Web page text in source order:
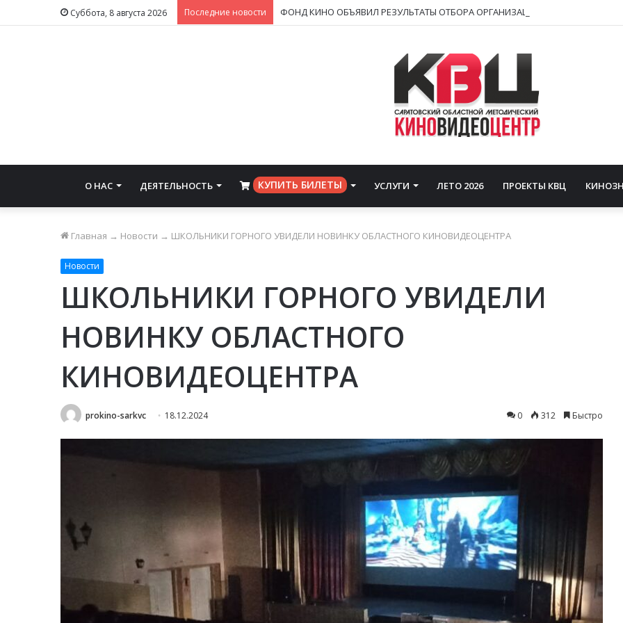
Суббота, 8 августа 2026 Последние новости
О НАС ДЕЯТЕЛЬНОСТЬ ⠀КУПИТЬ БИЛЕТЫ УСЛУГИ ЛЕТО 2026 ПРОЕКТЫ КВЦ
Главная → Новости → ШКОЛЬНИКИ ГОРНОГО УВИДЕЛИ НОВИНКУ ОБЛАСТНОГО КИНОВИДЕОЦЕНТРА
Новости
ШКОЛЬНИКИ ГОРНОГО УВИДЕЛИ
НОВИНКУ ОБЛАСТНОГО
КИНОВИДЕОЦЕНТРА
prokino-sarkvc 18.12.2024 0 312 Быстро